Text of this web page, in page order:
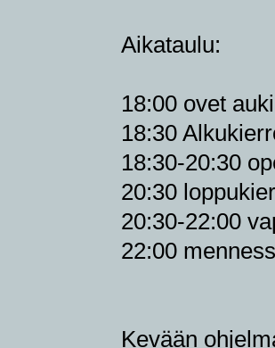
Aikataulu:
18:00 ovet auki
18:30
18:30-20:30
20:30
20:30-22:00
22:00
Kevään